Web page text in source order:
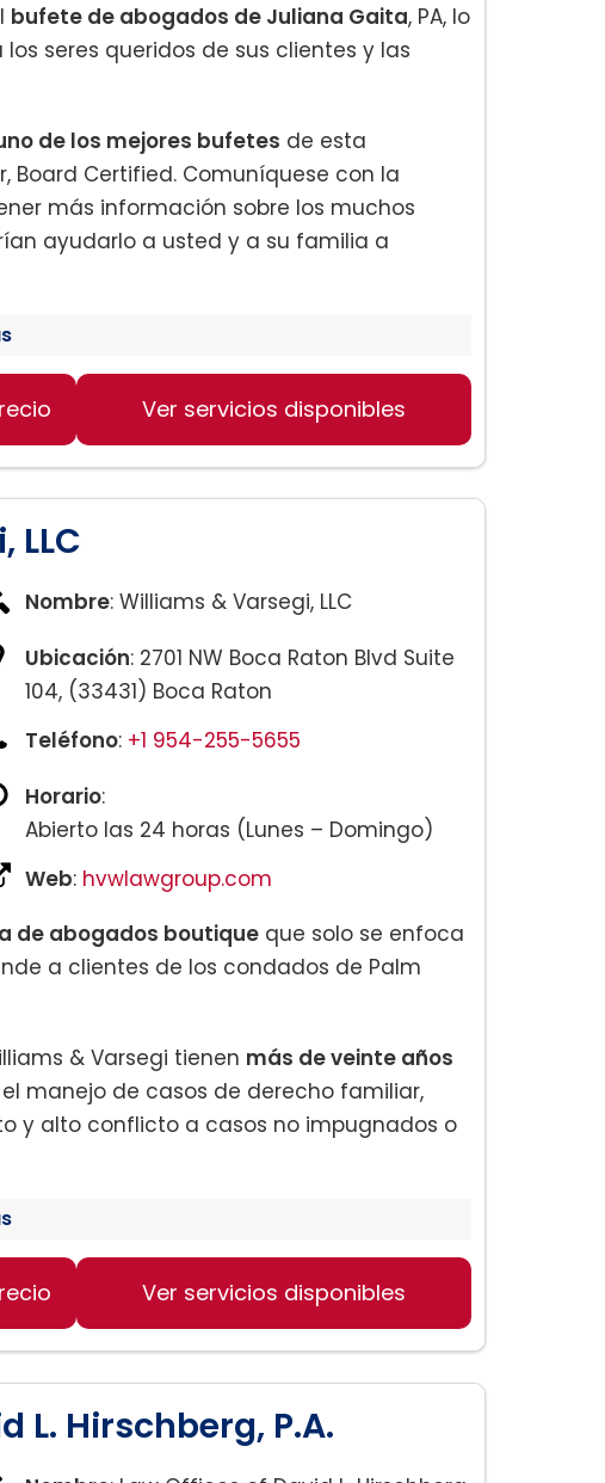
bufete de abogados de Juliana Gaita, PA, lo
seres queridos de sus clientes y las
de los mejores bufetes de esta
Board Certified. Comuníquese con la
más información sobre los muchos
ayudarlo a usted y a su familia a
Ver servicios disponibles
LLC
Nombre: Williams & Varsegi, LLC
Ubicación: 2701 NW Boca Raton Blvd Suite
104, (33431) Boca Raton
Teléfono: +1 954-255-5655
Horario:
Abierto las 24 horas (Lunes – Domingo)
Web: hvwlawgroup.com
de abogados boutique que solo se enfoca
a clientes de los condados de Palm
& Varsegi tienen más de veinte años
manejo de casos de derecho familiar,
y alto conflicto a casos no impugnados o
Ver servicios disponibles
L. Hirschberg, P.A.